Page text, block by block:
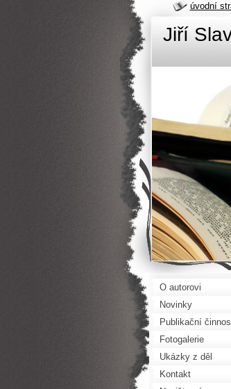
Jiří
O autorovi
Novinky
Publikační
Fotogalerie
Ukázky z děl
Kontakt
úvodní